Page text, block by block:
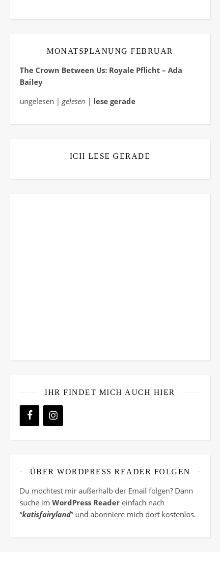
MONATSPLANUNG FEBRUAR
The Crown Between Us: Royale Pflicht – Ada
Bailey
ungelesen | gelesen | lese gerade
ICH LESE GERADE
IHR FINDET MICH AUCH HIER
ÜBER WORDPRESS READER FOLGEN
Du möchtest mir außerhalb der Email folgen? Dann
suche im WordPress Reader einfach nach
“katisfairyland” und abonniere mich dort kostenlos.